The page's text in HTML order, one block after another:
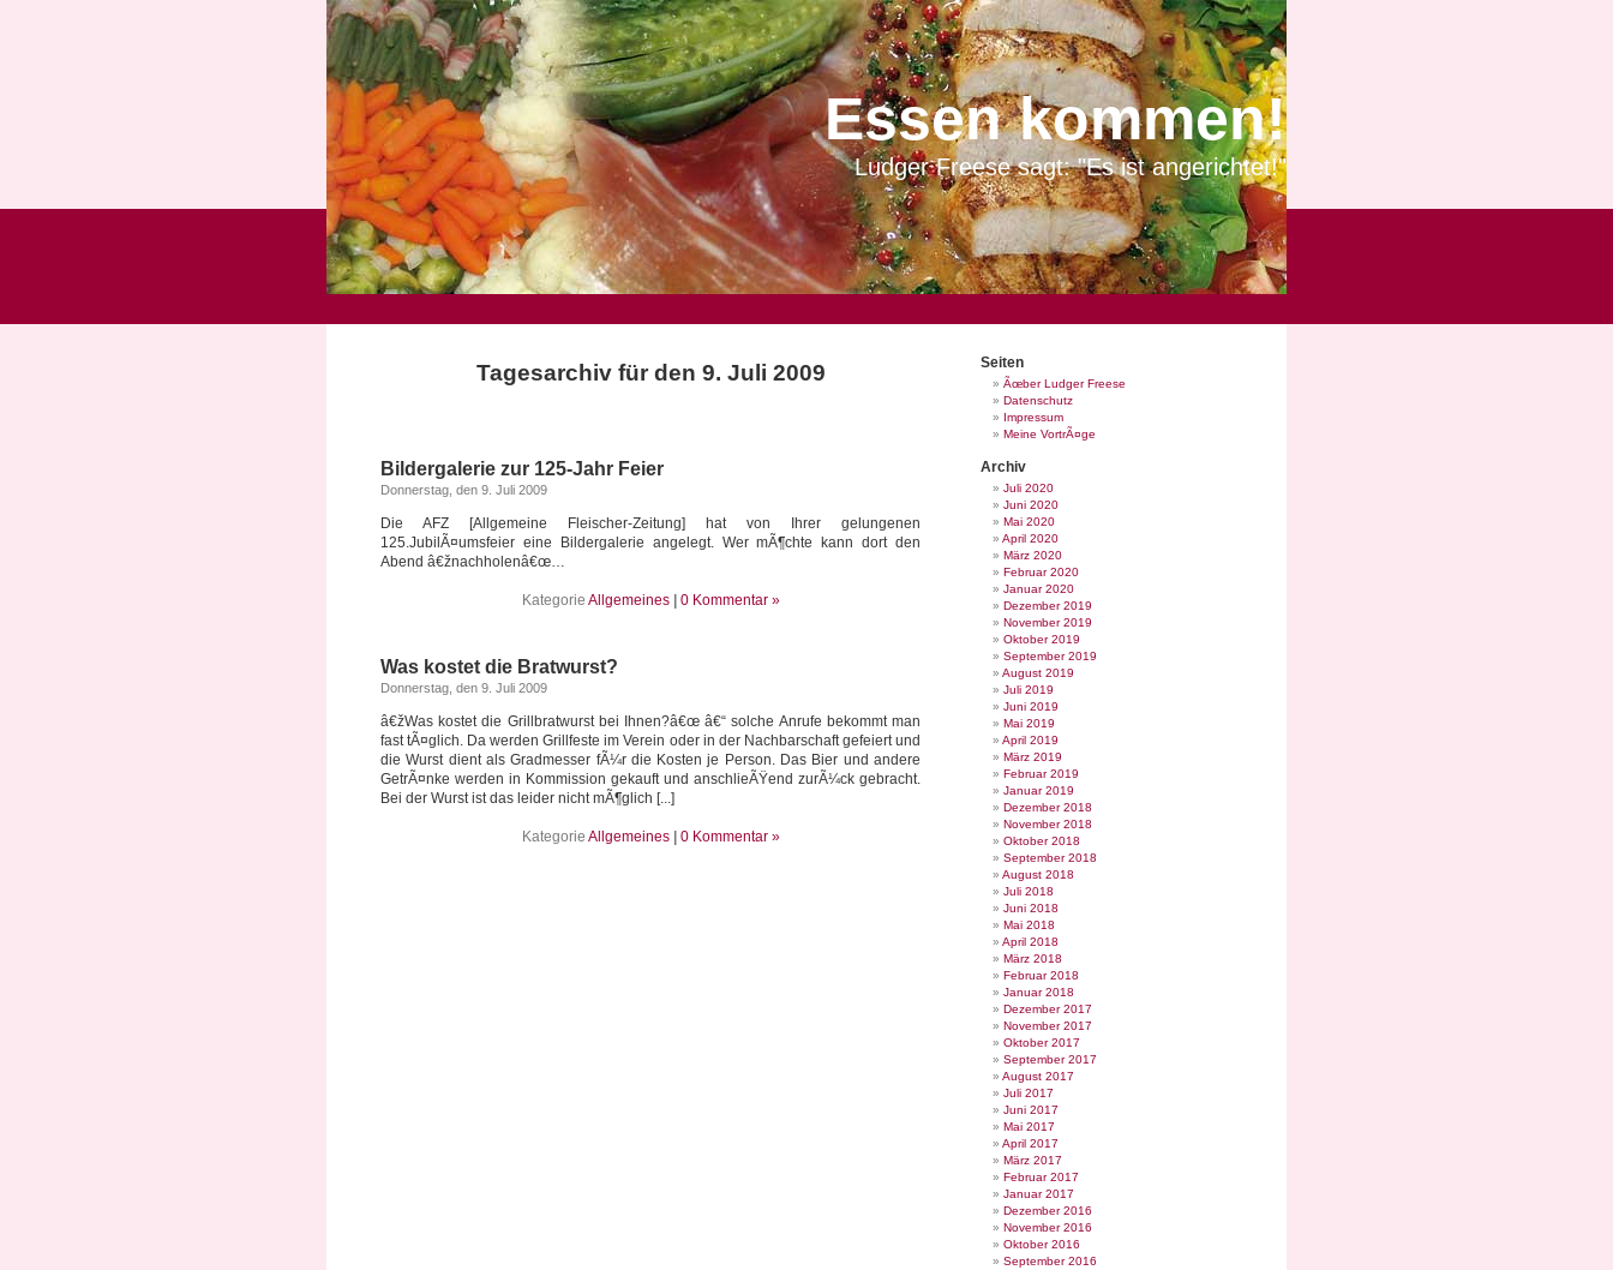
Essen kommen!
Ludger Freese sagt: "Es ist angerichtet!"
Tagesarchiv für den 9. Juli 2009
Bildergalerie zur 125-Jahr Feier
Donnerstag, den 9. Juli 2009
Die AFZ [Allgemeine Fleischer-Zeitung] hat von Ihrer gelungenen
125.JubilÃ¤umsfeier eine Bildergalerie angelegt. Wer mÃ¶chte kann dort den
Abend â€žnachholenâ€œ…
Kategorie Allgemeines 0 Kommentar »
Was kostet die Bratwurst?
Donnerstag, den 9. Juli 2009
â€žWas kostet die Grillbratwurst bei Ihnen?â€œ â€“ solche Anrufe bekommt man
fast tÃ¤glich. Da werden Grillfeste im Verein oder in der Nachbarschaft gefeiert und
die Wurst dient als Gradmesser fÃ¼r die Kosten je Person. Das Bier und andere
GetrÃ¤nke werden in Kommission gekauft und anschlieÃŸend zurÃ¼ck gebracht.
Bei der Wurst ist das leider nicht mÃ¶glich [...]
Kategorie Allgemeines 0 Kommentar »
Seiten
Ãœber Ludger Freese
Datenschutz
Impressum
Meine VortrÃ¤ge
Archiv
Juli 2020
Juni 2020
Mai 2020
April 2020
März 2020
Februar 2020
Januar 2020
Dezember 2019
November 2019
Oktober 2019
September 2019
August 2019
Juli 2019
Juni 2019
Mai 2019
April 2019
März 2019
Februar 2019
Januar 2019
Dezember 2018
November 2018
Oktober 2018
September 2018
August 2018
Juli 2018
Juni 2018
Mai 2018
April 2018
März 2018
Februar 2018
Januar 2018
Dezember 2017
November 2017
Oktober 2017
September 2017
August 2017
Juli 2017
Juni 2017
Mai 2017
April 2017
März 2017
Februar 2017
Januar 2017
Dezember 2016
November 2016
Oktober 2016
September 2016